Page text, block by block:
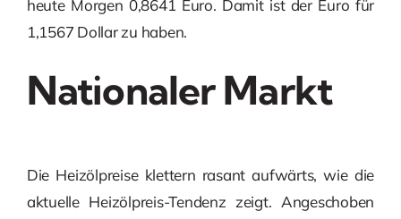
heute Morgen 0,8641 Euro. Damit ist der Euro für
1,1567 Dollar zu haben.
Nationaler Markt
Die Heizölpreise klettern rasant aufwärts, wie die
aktuelle Heizölpreis-Tendenz zeigt. Angeschoben